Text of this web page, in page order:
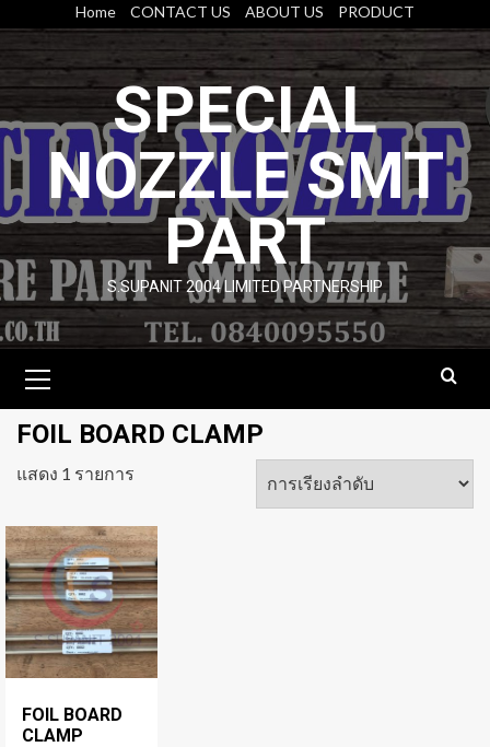
content
Home CONTACT US ABOUT US PRODUCT
SPECIAL
NOZZLE SMT
PART
S.SUPANIT 2004 LIMITED PARTNERSHIP
Menu
FOIL BOARD CLAMP
แสดง 1 รายการ
FOIL BOARD
CLAMP